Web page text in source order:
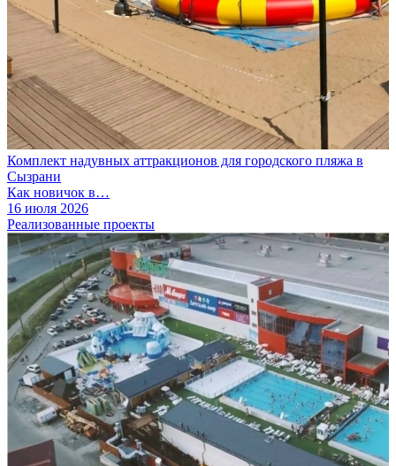
Комплект надувных аттракционов для городского пляжа в
Сызрани
Как новичок в…
16 июля 2026
Реализованные проекты